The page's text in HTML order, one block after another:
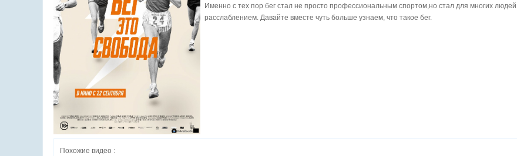
Именно с тех пор бег стал не просто профессиональным спортом,но стал для многих
расслаблением. Давайте вместе чуть больше узнаем, что такое бег.
Похожие видео :